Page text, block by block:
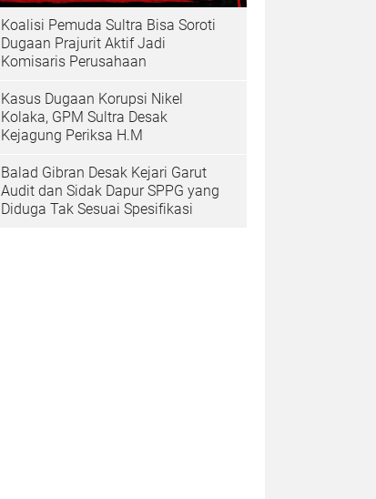
Koalisi Pemuda Sultra Bisa Soroti
Dugaan Prajurit Aktif Jadi
Komisaris Perusahaan
Kasus Dugaan Korupsi Nikel
Kolaka, GPM Sultra Desak
Kejagung Periksa H.M
Balad Gibran Desak Kejari Garut
Audit dan Sidak Dapur SPPG yang
Diduga Tak Sesuai Spesifikasi